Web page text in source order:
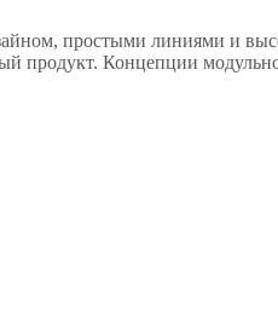
простыми линиями и
продукт. Концепции